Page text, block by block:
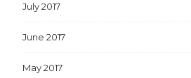
July 2017
June 2017
May 2017